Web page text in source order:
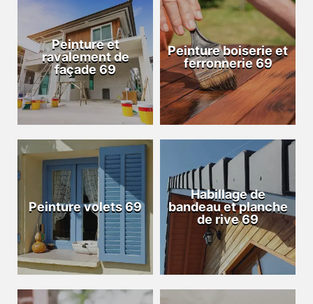
Peinture et
ravalement de
façade 69
Peinture boiserie et
ferronnerie 69
Peinture volets 69
Habillage de
bandeau et planche
de rive 69